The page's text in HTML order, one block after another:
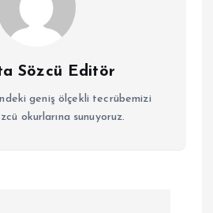
Sözcü Editör
geniş ölçekli tecrübemizi
okurlarına sunuyoruz.